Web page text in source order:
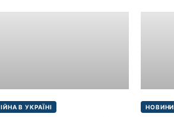
В УКРАЇНІ НОВИНИ